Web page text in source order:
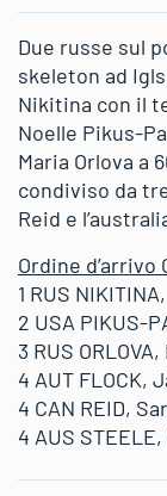
Due russe sul
skeleton ad
Nikitina con il
Noelle Pikus-
Maria Orlova a
condiviso da
Reid e
Ordine
1 RUS
2 USA PIKUS-
3 RUS
4 AUT FLOCK,
4 CAN REID,
4 AUS